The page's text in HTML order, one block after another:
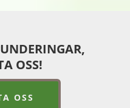
OSS!
OSS